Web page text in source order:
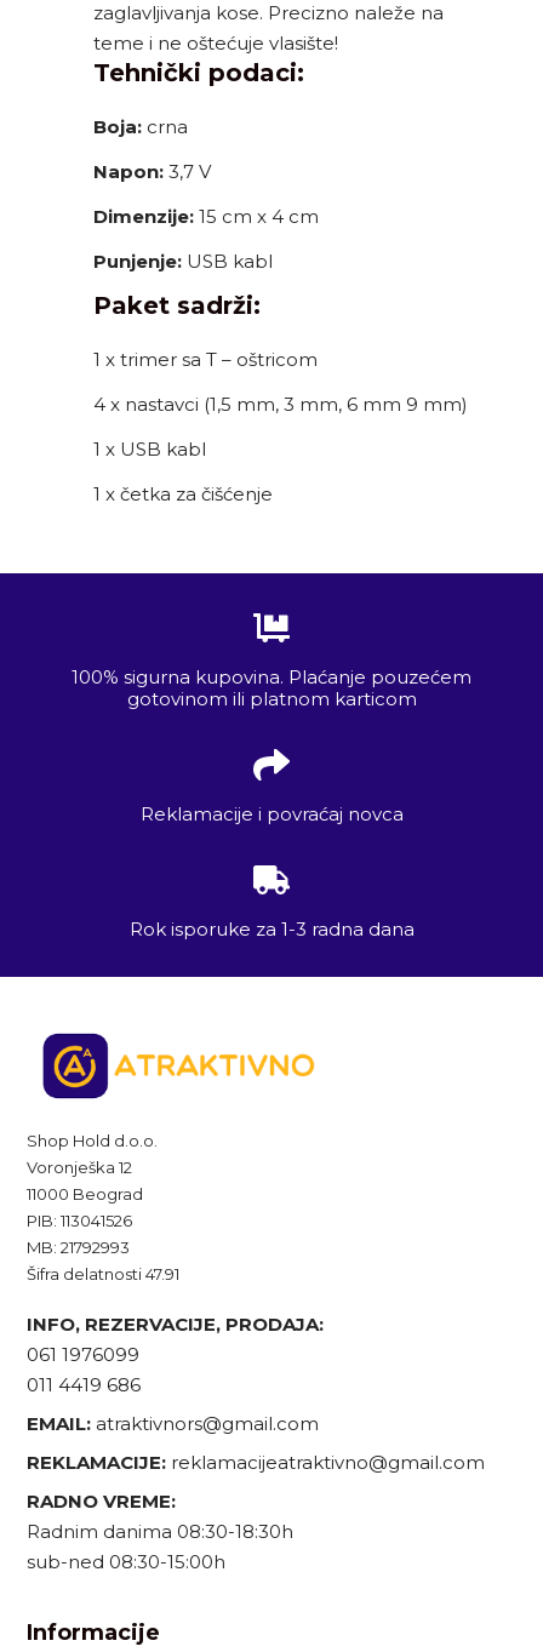
zaglavljivanja kose. Precizno naleže na
teme i ne oštećuje vlasište!
Tehnički podaci:
Boja: crna
Napon: 3,7 V
Dimenzije: 15 cm x 4 cm
Punjenje: USB kabl
Paket sadrži:
1 x trimer sa T – oštricom
4 x nastavci (1,5 mm, 3 mm, 6 mm 9 mm)
1 x USB kabl
1 x četka za čišćenje
100% sigurna kupovina. Plaćanje pouzećem
gotovinom ili platnom karticom
Reklamacije i povraćaj novca
Rok isporuke za 1-3 radna dana
Shop Hold d.o.o.
Voronješka 12
11000 Beograd
PIB: 113041526
MB: 21792993
Šifra delatnosti 47.91
INFO, REZERVACIJE, PRODAJA:
061 1976099
011 4419 686
EMAIL: atraktivnors@gmail.com
REKLAMACIJE: reklamacijeatraktivno@gmail.com
RADNO VREME:
Radnim danima 08:30-18:30h
sub-ned 08:30-15:00h
Informacije